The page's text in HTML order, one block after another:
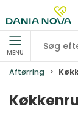
MENU
Aftørring